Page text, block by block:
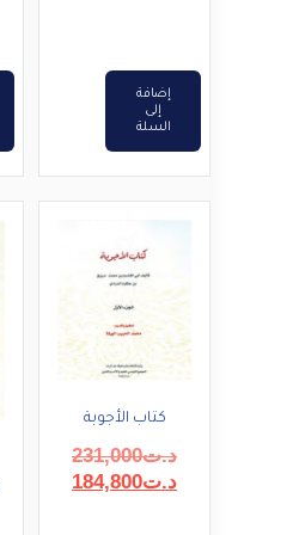
إضافة
إلى
السلة
كتاب الأجوبة
د.ت231,000السعر
د.ت184,800